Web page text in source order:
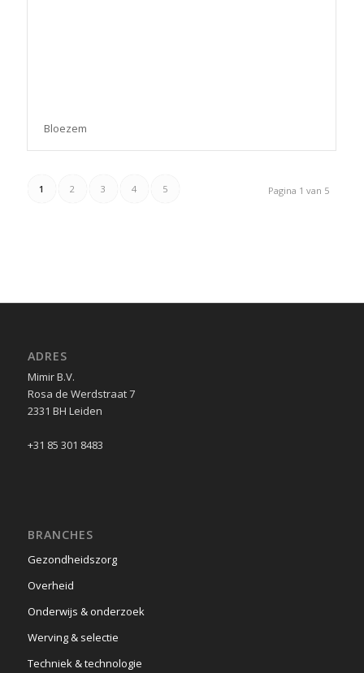
Bloezem
Pagina 1 van 5
1 2 3 4 5
ADRES
Mimir B.V.
Rosa de Werdstraat 7
2331 BH Leiden
+31 85 301 8483
BRANCHES
Gezondheidszorg
Overheid
Onderwijs & onderzoek
Werving & selectie
Techniek & technologie